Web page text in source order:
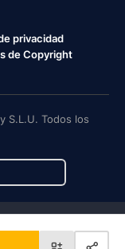
privacidad
de Copyright
S.L.U. Todos los